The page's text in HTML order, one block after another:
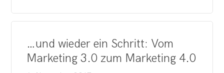
…und wieder ein Schritt: Vom
Marketing 3.0 zum Marketing 4.0